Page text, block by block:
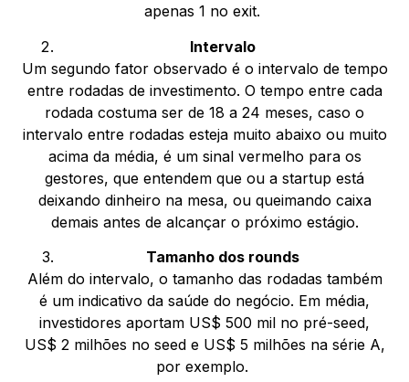
apenas 1 no exit.
Intervalo
Um segundo fator observado é o intervalo de tempo
entre rodadas de investimento. O tempo entre cada
rodada costuma ser de 18 a 24 meses, caso o
intervalo entre rodadas esteja muito abaixo ou muito
acima da média, é um sinal vermelho para os
gestores, que entendem que ou a startup está
deixando dinheiro na mesa, ou queimando caixa
demais antes de alcançar o próximo estágio.
Tamanho dos rounds
Além do intervalo, o tamanho das rodadas também
é um indicativo da saúde do negócio. Em média,
investidores aportam US$ 500 mil no pré-seed,
US$ 2 milhões no seed e US$ 5 milhões na série A,
por exemplo.